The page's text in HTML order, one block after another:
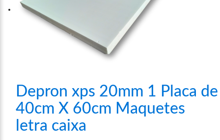
Depron xps 20mm 1 Placa de
40cm X 60cm Maquetes
letra caixa